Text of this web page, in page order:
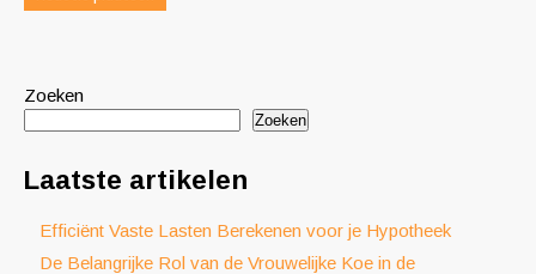
Zoeken
Zoeken
Laatste artikelen
Efficiënt Vaste Lasten Berekenen voor je Hypotheek
De Belangrijke Rol van de Vrouwelijke Koe in de